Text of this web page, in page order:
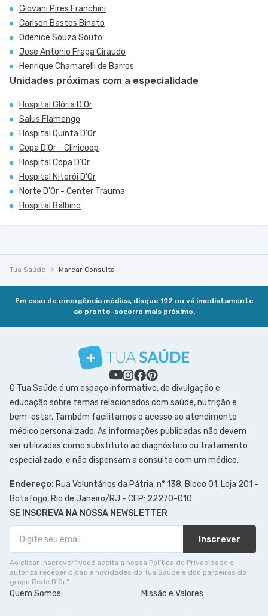
Giovani Pires Franchini
Carlson Bastos Binato
Odenice Souza Souto
Jose Antonio Fraga Ciraudo
Henrique Chamarelli de Barros
Unidades próximas com a especialidade
Hospital Glória D'Or
Salus Flamengo
Hospital Quinta D'Or
Copa D'Or - Clinicoop
Hospital Copa D'Or
Hospital Niterói D'Or
Norte D'Or - Center Trauma
Hospital Balbino
Tua Saúde Marcar Consulta
Em caso de emergência médica, disque 192 ou vá imediatamente
ao pronto-socorro mais próximo.
O Tua Saúde é um espaço informativo, de divulgação e
educação sobre temas relacionados com saúde, nutrição e
bem-estar. Também facilitamos o acesso ao atendimento
médico personalizado. As informações publicadas não devem
ser utilizadas como substituto ao diagnóstico ou tratamento
especializado, e não dispensam a consulta com um médico.
Endereço: Rua Voluntários da Pátria, n° 138, Bloco 01, Loja 201 -
Botafogo, Rio de Janeiro/RJ - CEP: 22270-010
SE INSCREVA NA NOSSA NEWSLETTER
Inscrever
Ao clicar Inscrever" você aceita a nossa Política de Privacidade e
autoriza receber dicas e novidades do Tua Saúde e dos parceiros do
grupo Rede D'Or."
Quem Somos Missão e Valores